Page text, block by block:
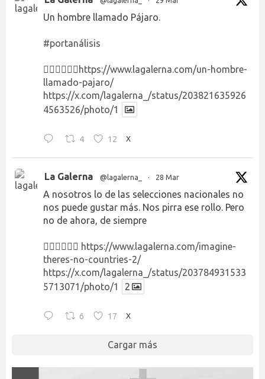
Un hombre llamado Pájaro.
#portanálisis
👉🏻👉🏻👉🏻 https://www.lagalerna.com/un-hombre-
llamado-pajaro/
https://x.com/lagalerna_/status/203821635926
4563526/photo/1
4 12 X
La Galerna @lagalerna_ · 28 Mar
A nosotros lo de las selecciones nacionales no
nos puede gustar más. Nos pirra ese rollo. Pero
no de ahora, de siempre
👉🏻👉🏻👉🏻 https://www.lagalerna.com/imagine-
theres-no-countries-2/
https://x.com/lagalerna_/status/203784931533
5713071/photo/1
2
6 17 X
Cargar más